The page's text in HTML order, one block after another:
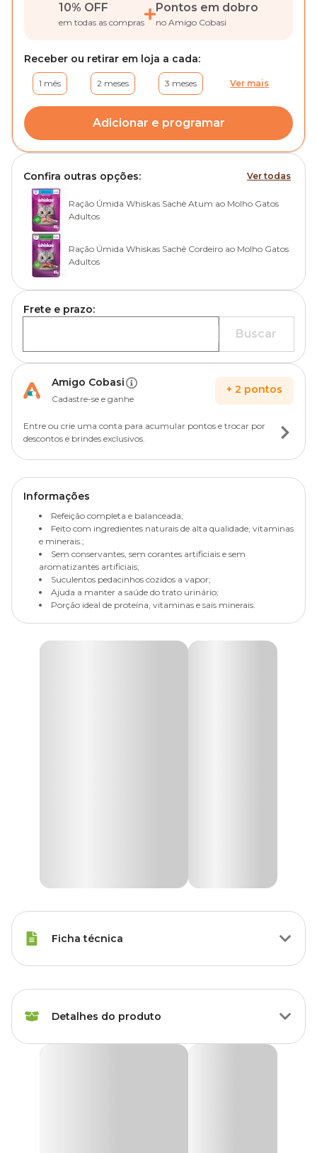
10% OFF
em todas as compras
Pontos em dobro
no Amigo Cobasi
Receber ou retirar em loja a cada:
1 mês 2 meses 3 meses Ver mais
Adicionar e programar
Confira outras opções: Ver todas
Ração Úmida Whiskas Sachê Atum ao Molho Gatos
Adultos
Ração Úmida Whiskas Sachê Cordeiro ao Molho Gatos
Adultos
Frete e prazo:
Buscar
Amigo Cobasi
Cadastre-se e ganhe
+ 2 pontos
Entre ou crie uma conta para acumular pontos e trocar por
descontos e brindes exclusivos.
Informações
Refeição completa e balanceada;
Feito com ingredientes naturais de alta qualidade, vitaminas
e minerais.;
Sem conservantes, sem corantes artificiais e sem
aromatizantes artificiais;
Suculentos pedacinhos cozidos a vapor;
Ajuda a manter a saúde do trato urinário;
Porção ideal de proteína, vitaminas e sais minerais.
Ficha técnica
Peso da Ração 85 g
Detalhes do produto